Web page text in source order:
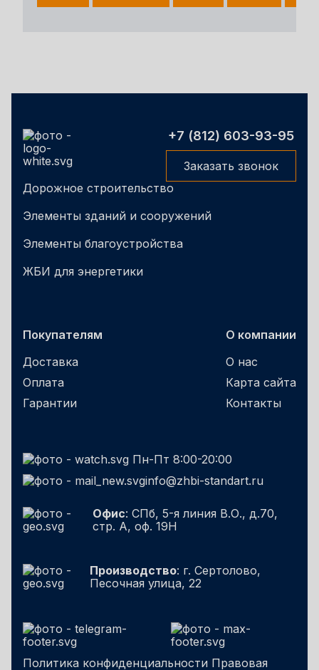
+7 (812) 603-93-95
Заказать звонок
Дорожное строительство
Элементы зданий и сооружений
Элементы благоустройства
ЖБИ для энергетики
Покупателям
Доставка
Оплата
Гарантии
О компании
О нас
Карта сайта
Контакты
Пн-Пт 8:00-20:00
info@zhbi-standart.ru
Офис: СПб, 5-я линия В.О., д.70,
стр. А, оф. 19Н
Производство: г. Сертолово,
Песочная улица, 22
Политика конфиденциальности Правовая